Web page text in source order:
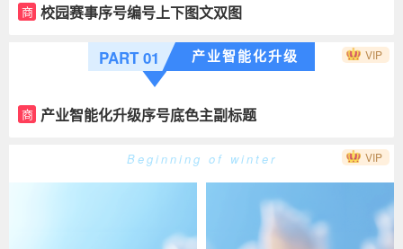
商 校园赛事序号编号上下图文双图
PART 01 产业智能化升级
商 产业智能化升级序号底色主副标题
VIP
Beginning of winter VIP